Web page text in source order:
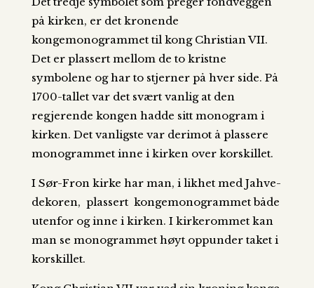
på kirken, er det kronende
kongemonogrammet til kong Christian VII.
Det er plassert mellom de to kristne
symbolene og har to stjerner på hver side. På
1700-tallet var det svært vanlig at den
regjerende kongen hadde sitt monogram i
kirken. Det vanligste var derimot å plassere
monogrammet inne i kirken over korskillet.
I Sør-Fron kirke har man, i likhet med Jahve-
dekoren, plassert kongemonogrammet både
utenfor og inne i kirken. I kirkerommet kan
man se monogrammet høyt oppunder taket i
korskillet.